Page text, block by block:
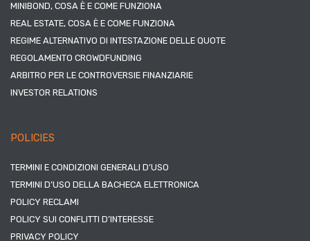
MINIBOND, COSA È E COME FUNZIONA
REAL ESTATE, COSA È E COME FUNZIONA
REGIME ALTERNATIVO DI INTESTAZIONE DELLE QUOTE
REGOLAMENTO CROWDFUNDING
ARBITRO PER LE CONTROVERSIE FINANZIARIE
INVESTOR RELATIONS
POLICIES
TERMINI E CONDIZIONI GENERALI D’USO
TERMINI D’USO DELLA BACHECA ELETTRONICA
POLICY RECLAMI
POLICY SUI CONFLITTI D’INTERESSE
PRIVACY POLICY